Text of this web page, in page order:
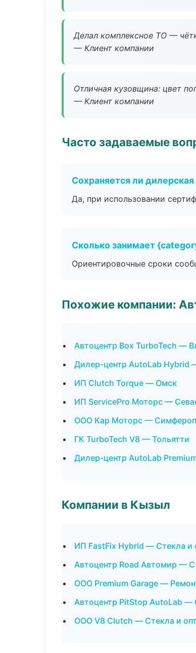
Делал комплексное ТО —
— Клиент компании
Отличная кузовщина: цвет
— Клиент компании
Часто задаваемые
Сохраняется ли дилерская
Да, при использовании
Сколько занимает
Ориентировочные сроки
Похожие компании:
Автоцентр Box TurboTech —
Дилер-центр AutoLab Hybrid
ИП Clutch Torque — Омск
ИП ServicePro Моторс —
ООО Кар Моторс —
ГК TurboTech V8 — Тольятти
Дилер-центр AutoLab
Компании в Кызыл
ИП FastFix Hybrid — Стекла и
Автоцентр Road Автомир —
ООО Premium Garage —
Автоцентр PitStop AutoLab —
ООО V8 Clutch — Стекла и